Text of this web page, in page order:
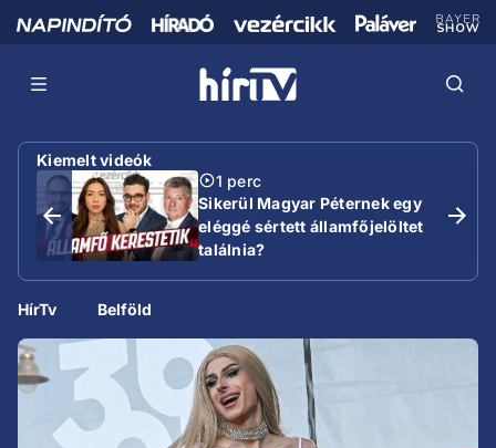
Kiemelt videók
1 perc
Sikerül Magyar Péternek egy
eléggé sértett államfőjelöltet
találnia?
HírTv Belföld